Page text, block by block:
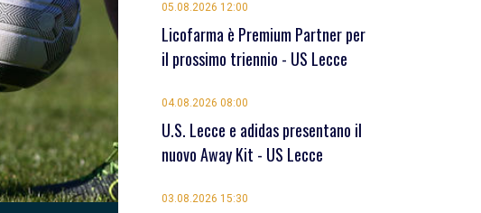
05.08.2026 12:00
Licofarma è Premium Partner per
il prossimo triennio - US Lecce
04.08.2026 08:00
U.S. Lecce e adidas presentano il
nuovo Away Kit - US Lecce
03.08.2026 15:30